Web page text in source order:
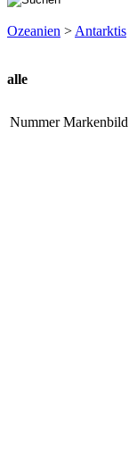
Ozeanien > Antarktis
alle
Nummer Markenbild